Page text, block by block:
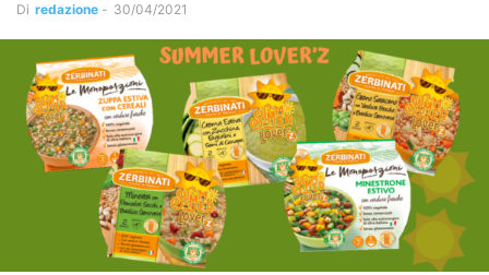
Di redazione - 30/04/2021